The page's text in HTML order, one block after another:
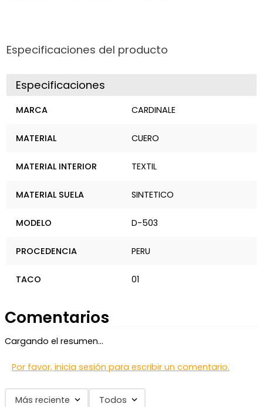
Especificaciones del producto
Especificaciones
MARCA CARDINALE
MATERIAL CUERO
MATERIAL INTERIOR TEXTIL
MATERIAL SUELA SINTETICO
MODELO D-503
PROCEDENCIA PERU
TACO 01
Comentarios
Cargando el resumen…
Por favor, inicia sesión para escribir un comentario.
Más reciente Todos